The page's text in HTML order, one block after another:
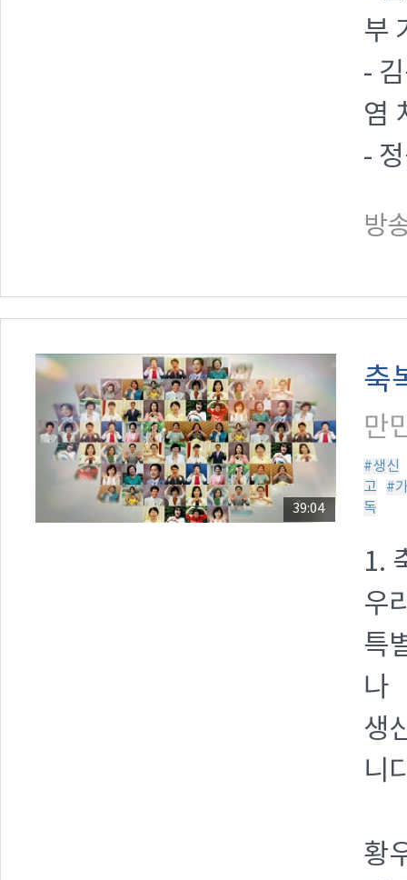
부
-
염
-
방
39:04
축
만
#생신
고
#
독
1.
우
특
나
생
니
황